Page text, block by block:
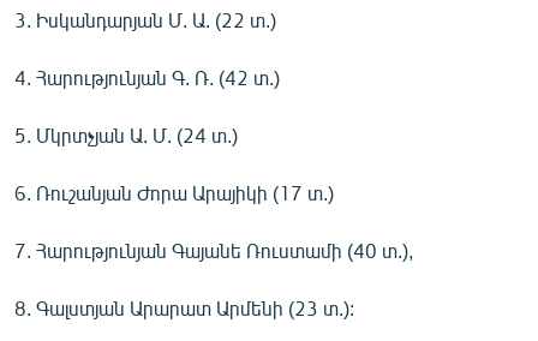
3. Իսկանդարյան Մ. Ա. (22 տ.)
4. Հարությունյան Գ. Ռ. (42 տ.)
5. Մկրտչյան Ա. Մ. (24 տ.)
6. Ռուշանյան Ժորա Արայիկի (17 տ.)
7. Հարությունյան Գայանե Ռուստամի (40 տ.),
8. Գալստյան Արարատ Արմենի (23 տ.):